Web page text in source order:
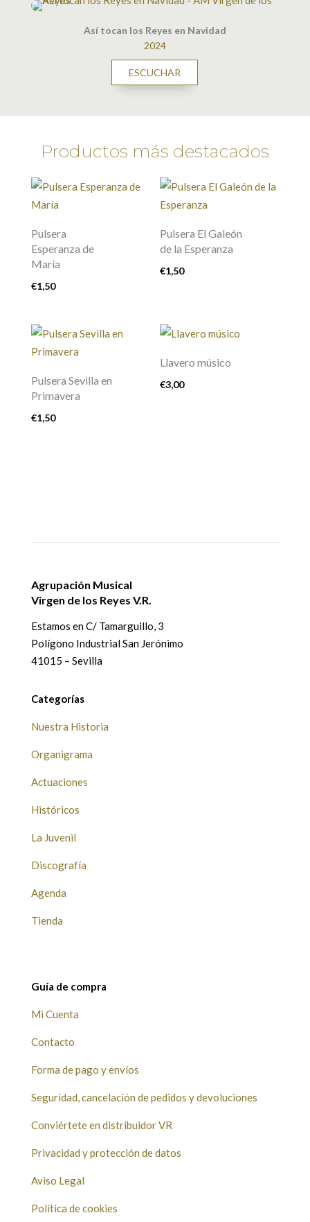
Así tocan los Reyes en Navidad
2024
ESCUCHAR
Productos más destacados
Pulsera
Esperanza de
María
€1,50
Pulsera El Galeón
de la Esperanza
€1,50
Pulsera Sevilla en
Primavera
€1,50
Llavero músico
€3,00
Agrupación Musical
Virgen de los Reyes V.R.
Estamos enC/ Tamarguillo, 3
Polígono Industrial San Jerónimo
41015 – Sevilla
Categorías
Nuestra Historia
Organigrama
Actuaciones
Históricos
La Juvenil
Discografía
Agenda
Tienda
Guía de compra
Mi Cuenta
Contacto
Forma de pago y envíos
Seguridad, cancelación de pedidos y devoluciones
Conviértete en distribuidor VR
Privacidad y protección de datos
Aviso Legal
Política de cookies